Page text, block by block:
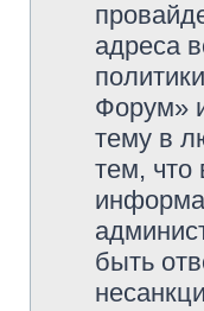
адреса
Форум»
тему в
тем, что
быть